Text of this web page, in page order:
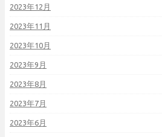
2023年12月
2023年11月
2023年10月
2023年9月
2023年8月
2023年7月
2023年6月